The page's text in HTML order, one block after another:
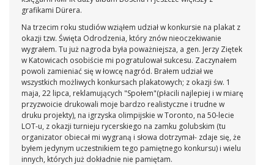
grafikami Dürera.
Na trzecim roku studiów wziąłem udział w konkursie na plakat z
okazji tzw. Święta Odrodzenia, który znów nieoczekiwanie
wygrałem. Tu już nagroda była poważniejsza, a gen. Jerzy Ziętek
w Katowicach osobiście mi pogratulował sukcesu. Zaczynałem
powoli zamieniać się w łowcę nagród. Brałem udział we
wszystkich możliwych konkursach plakatowych; z okazji św. 1
maja, 22 lipca, reklamujących "Społem"(płacili najlepiej i w miarę
przyzwoicie drukowali moje bardzo realistyczne i trudne w
druku projekty), na igrzyska olimpijskie w Toronto, na 50-lecie
LOT-u, z okazji turnieju rycerskiego na zamku golubskim (tu
organizator obiecał mi wygraną i słowa dotrzymał- zdaje się, że
byłem jedynym uczestnikiem tego pamiętnego konkursu) i wielu
innych, których już dokładnie nie pamiętam.